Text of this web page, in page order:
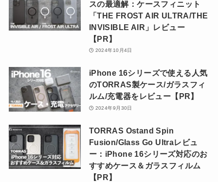
スの最適解：ケースフィニット
「THE FROST AIR ULTRA/THE
INVISIBLE AIR」レビュー
【PR】
2024年10月4日
iPhone 16シリーズで使える人気
のTORRAS製ケース/ガラスフィ
ルム/充電器をレビュー【PR】
2024年9月30日
TORRAS Ostand Spin
Fusion/Glass Go Ultraレビュ
ー：iPhone 16シリーズ対応のお
すすめケース＆ガラスフィルム
【PR】